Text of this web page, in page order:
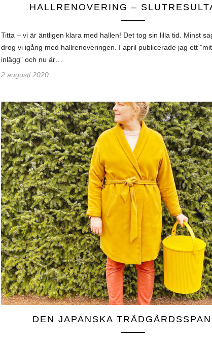
HALLRENOVERING –
Titta – vi är äntligen klara med hallen! Det tog sin lilla tid. Minst
drog vi igång med hallrenoveringen. I april publicerade jag ett
inlägg” och nu är…
2 augusti 2020
DEN JAPANSKA